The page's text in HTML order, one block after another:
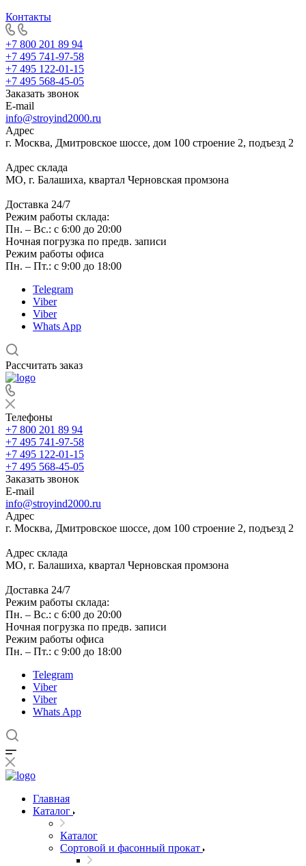
Контакты
+7 800 201 89 94
+7 495 741-97-58
+7 495 122-01-15
+7 495 568-45-05
Заказать звонок
E-mail
info@stroyind2000.ru
Адрес
г. Москва, Дмитровское шоссе, дом 100 строение 2, подъезд 2
Адрес склада
МО, г. Балашиха, квартал Черновская промзона
Доставка 24/7
Режим работы склада:
Пн. – Вс.: с 6:00 до 20:00
Ночная погрузка по предв. записи
Режим работы офиса
Пн. – Пт.: с 9:00 до 18:00
Telegram
Viber
Viber
Whats App
Рассчитать заказ
Телефоны
+7 800 201 89 94
+7 495 741-97-58
+7 495 122-01-15
+7 495 568-45-05
Заказать звонок
E-mail
info@stroyind2000.ru
Адрес
г. Москва, Дмитровское шоссе, дом 100 строение 2, подъезд 2
Адрес склада
МО, г. Балашиха, квартал Черновская промзона
Доставка 24/7
Режим работы склада:
Пн. – Вс.: с 6:00 до 20:00
Ночная погрузка по предв. записи
Режим работы офиса
Пн. – Пт.: с 9:00 до 18:00
Telegram
Viber
Viber
Whats App
Главная
Каталог
Каталог
Сортовой и фасонный прокат